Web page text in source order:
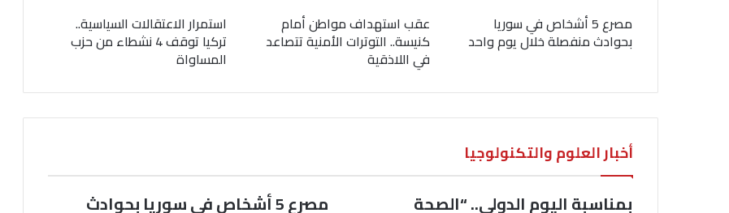
مصرع 5 أشخاص في سوريا
بحوادث منفصلة خلال يوم واحد
عقب استهداف مواطن أمام
كنيسة.. التوترات الأمنية تتصاعد
في اللاذقية
استمرار الاعتقالات السياسية..
تركيا توقف 4 نشطاء من حزب
المساواة
أخبار العلوم والتكنولوجيا
بمناسبة اليوم الدولي.. “الصحة مصرع 5 أشخاص في سوريا بحوادث